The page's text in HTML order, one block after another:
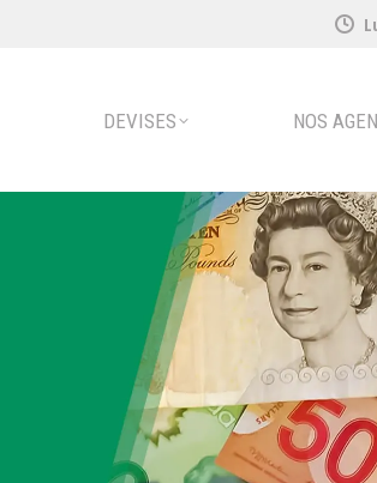
DEVISES NOS
NOS AGENCES